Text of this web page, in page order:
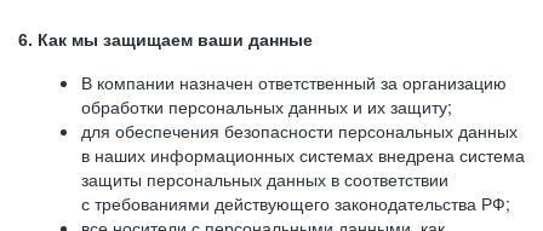
6. Как мы защищаем ваши данные
В компании назначен ответственный за организацию
обработки персональных данных и их защиту;
для обеспечения безопасности персональных данных
в наших информационных системах внедрена система
защиты персональных данных в соответствии
с требованиями действующего законодательства РФ;